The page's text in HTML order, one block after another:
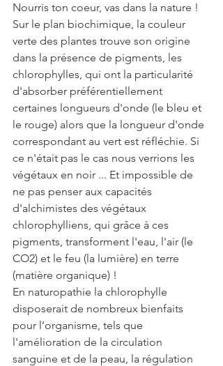
Nourris ton coeur, vas dans la nature !
Sur le plan biochimique, la couleur
verte des plantes trouve son origine
dans la présence de pigments, les
chlorophylles, qui ont la particularité
d'absorber préférentiellement
certaines longueurs d'onde (le bleu et
le rouge) alors que la longueur d'onde
correspondant au vert est réfléchie. Si
ce n'était pas le cas nous verrions les
végétaux en noir ... Et impossible de
ne pas penser aux capacités
d'alchimistes des végétaux
chlorophylliens, qui grâce à ces
pigments, transforment l'eau, l'air (le
CO2) et le feu (la lumière) en terre
(matière organique) !
En naturopathie la chlorophylle
disposerait de nombreux bienfaits
pour l’organisme, tels que
l'amélioration de la circulation
sanguine et de la peau, la régulation